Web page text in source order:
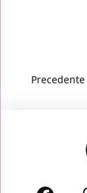
Precedente